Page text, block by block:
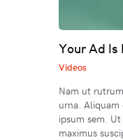
Your Ad Is
Videos
Nam ut
urna.
ipsum sem.
maximus